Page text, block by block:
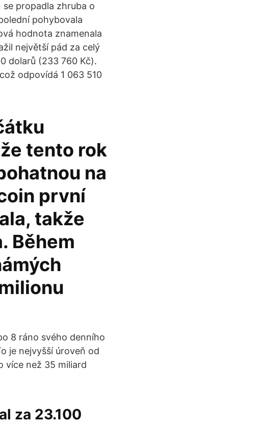
propadla zhruba o
pohybovala
hodnota znamenala
největší pád za celý
dolarů (233 760 Kč).
odpovídá 1 063 510
tento rok
na
první
takže
Během
8 ráno svého denního
je nejvyšší úroveň od
více než 35 miliard
za 23.100